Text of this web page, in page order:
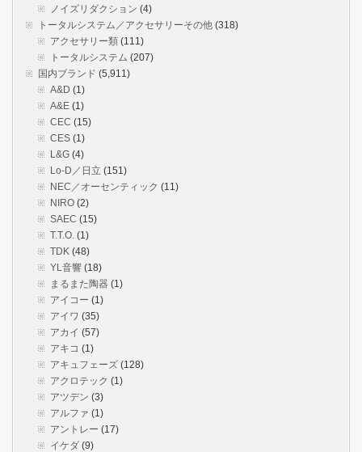
ノイズリダクション (4)
トータルシステム／アクセサリーその他 (318)
アクセサリー類 (111)
トータルシステム (207)
国内ブランド (5,911)
A&D (1)
A&E (1)
CEC (15)
CES (1)
L&G (4)
Lo-D／日立 (151)
NEC／オーセンティック (11)
NIRO (2)
SAEC (15)
T.T.O. (1)
TDK (48)
YL音響 (18)
まるまた陶器 (1)
アイコー (1)
アイワ (35)
アカイ (57)
アキコ (1)
アキュフェーズ (128)
アクロテック (1)
アツデン (3)
アルファ (1)
アントレー (17)
イケダ (9)